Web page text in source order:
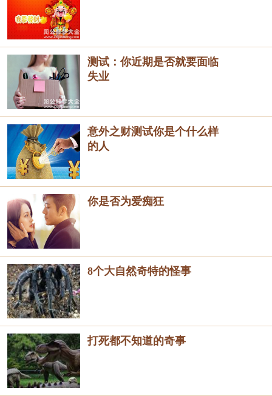
测试：你近期是否就要面临
失业
意外之财测试你是个什么样
的人
你是否为爱痴狂
8个大自然奇特的怪事
打死都不知道的奇事